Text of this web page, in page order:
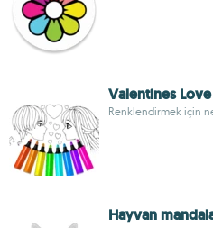
Valentines
Renklendirmek için
Hayvan